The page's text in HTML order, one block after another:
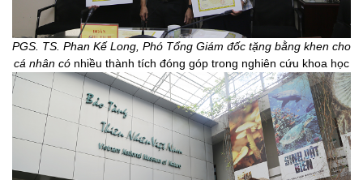
PGS. TS. Phan Kế Long, Phó Tổng Giám đốc tặng bằng khen cho
cá nhân có nhiều thành tích đóng góp trong nghiên cứu khoa học